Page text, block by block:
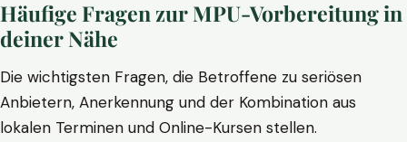
Häufige Fragen zur MPU-Vorbereitung in
deiner Nähe
Die wichtigsten Fragen, die Betroffene zu seriösen
Anbietern, Anerkennung und der Kombination aus
lokalen Terminen und Online-Kursen stellen.